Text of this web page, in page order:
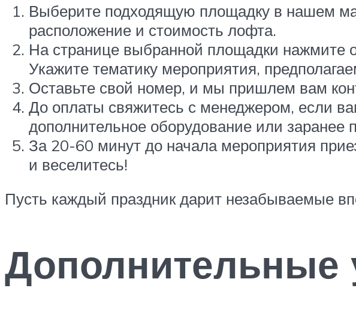
Выберите подходящую площадку в нашем
расположение и стоимость лофта.
На странице выбранной площадки нажмите
Укажите тематику мероприятия,
Оставьте свой номер, и мы пришлем вам
До оплаты свяжитесь с менеджером, если
дополнительное оборудование или
За 20-60 минут до начала мероприятия
и веселитесь!
Пусть каждый праздник дарит незабываемые
Дополнительные